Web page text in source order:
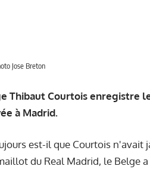
Jose Breton
Thibaut Courtois enregistre
à Madrid.
est-il que Courtois n'avait
du Real Madrid, le Belge a